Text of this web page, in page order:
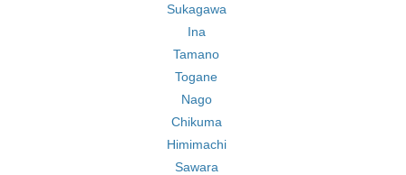
Sukagawa
Ina
Tamano
Togane
Nago
Chikuma
Himimachi
Sawara